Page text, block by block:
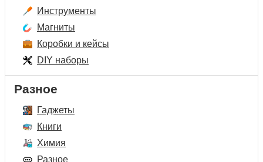
Инструменты
Магниты
Коробки и кейсы
DIY наборы
Разное
Гаджеты
Книги
Химия
Разное